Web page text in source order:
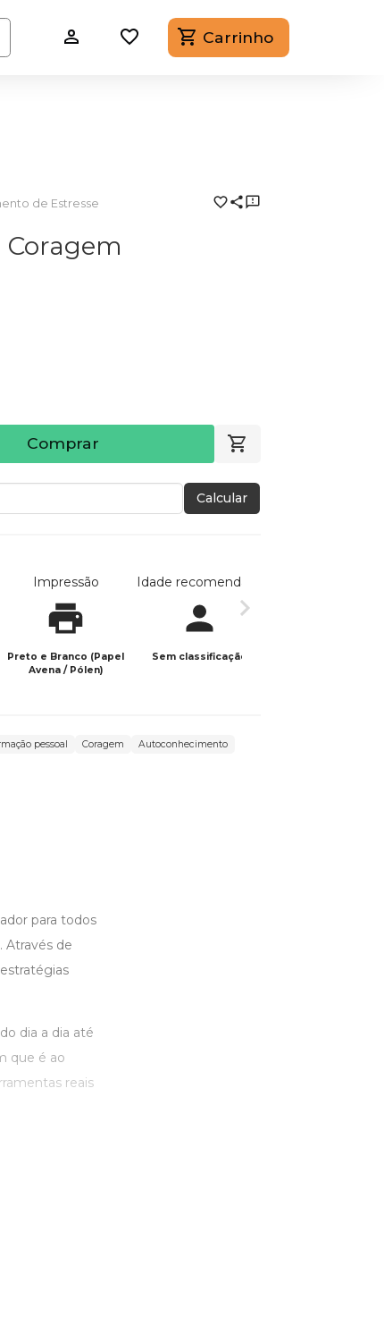
Carrinho
de Estresse
Coragem
Comprar
Calcular
Impressão
Preto e Branco (Papel
Avena / Pólen)
Idade recomendada
Sem classificação
pessoal Coragem
Autoconhecimento
para todos
Através de
dia a dia até
que é ao
reais